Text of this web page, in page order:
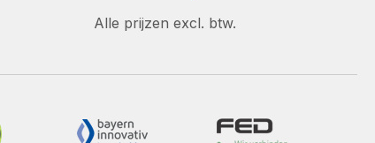
Alle prijzen excl. btw.